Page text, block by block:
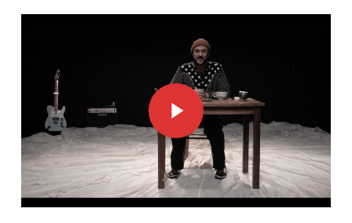
Play Video
Play Video